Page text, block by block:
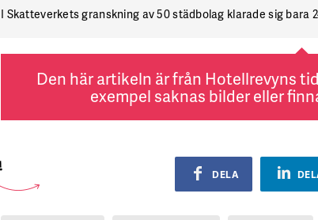
I Skatteverkets granskning av 50 städbolag klarade sig bara
Den här artikeln är från Hotellrevyns
exempel saknas bilder eller
DELA